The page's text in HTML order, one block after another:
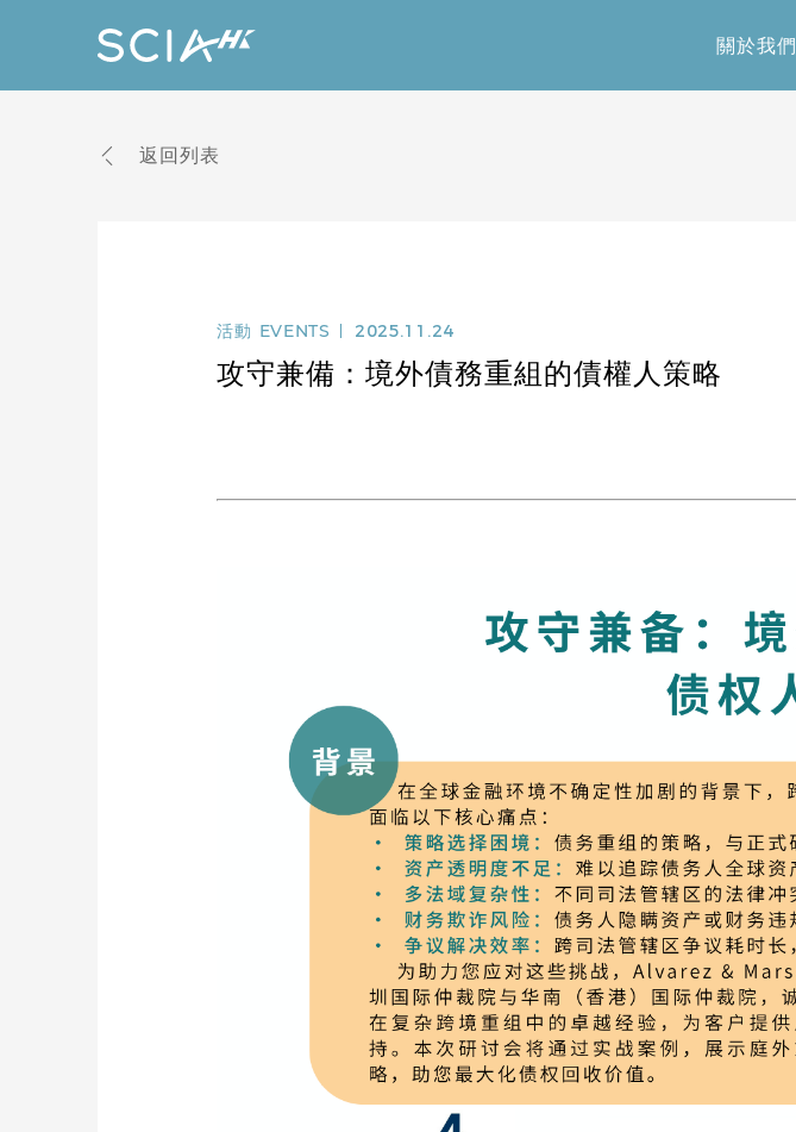
關於我們
返回列表
活動 EVENTS 2025.11.24
攻守兼備：境外債務重組的債權人策略